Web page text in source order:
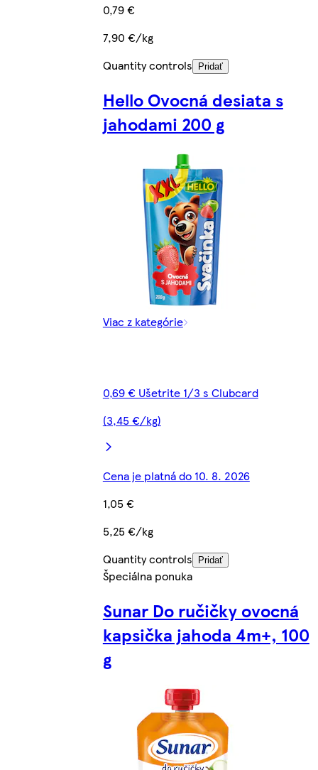
0,79 €
7,90 €/kg
Quantity controls
Pridať
Hello Ovocná desiata s
jahodami 200 g
Viac z kategórie
0,69 € Ušetrite 1/3 s Clubcard
(3,45 €/kg)
Cena je platná do 10. 8. 2026
1,05 €
5,25 €/kg
Quantity controls
Pridať
Špeciálna ponuka
Sunar Do ručičky ovocná
kapsička jahoda 4m+, 100
g